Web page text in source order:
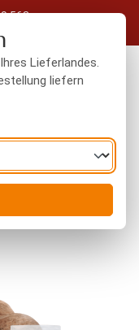
563
Lieferlandes.
liefern